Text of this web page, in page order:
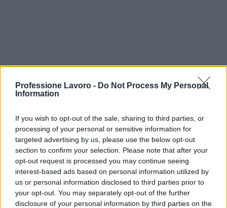
Professione Lavoro - Do Not Process My Personal
Information
If you wish to opt-out of the sale, sharing to third parties, or
processing of your personal or sensitive information for
targeted advertising by us, please use the below opt-out
section to confirm your selection. Please note that after your
opt-out request is processed you may continue seeing
interest-based ads based on personal information utilized by
us or personal information disclosed to third parties prior to
your opt-out. You may separately opt-out of the further
disclosure of your personal information by third parties on the
Continua a leggere
BREAKING NEWS